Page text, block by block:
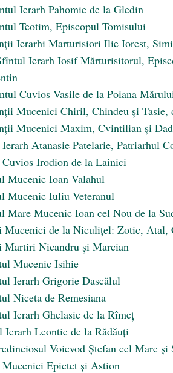
Ierarh Pahomie de la Gledin
Teotim, Episcopul Tomisului
Ierarhi Marturisiori Ilie Iorest,
Ierarh Iosif Mărturisitorul,
Cuvios Vasile de la Poiana
Mucenici Chiril, Chindeu și Tasie,
Mucenici Maxim, Cvintilian și
Atanasie Patelarie, Patriarhul
Irodion de la Lainici
Mucenic Ioan Valahul
Mucenic Iuliu Veteranul
Mare Mucenic Ioan cel Nou de la
Mucenici de la Niculițel: Zotic, Atal,
Martiri Nicandru și Marcian
Mucenic Isihie
Ierarh Grigorie Dascălul
Niceta de Remesiana
Ierarh Ghelasie de la Rîmeț
Leontie de la Rădăuți
Voievod Ștefan cel Mare și
Epictet și Astion